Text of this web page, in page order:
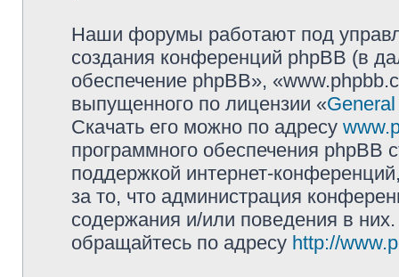
Наши форумы работают под
создания конференций phpBB (в
обеспечение phpBB»,
выпущенного по лицензии «
Скачать его можно по адресу
программного обеспечения phpBB
поддержкой интернет-
за то, что администрация
содержания и/или поведения в
обращайтесь по адресу http://